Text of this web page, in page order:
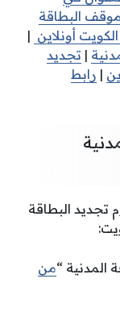
موقف البطاقة
أونلاين |
| تجديد
| رابط
تجديد البطاقة
المدنية “من